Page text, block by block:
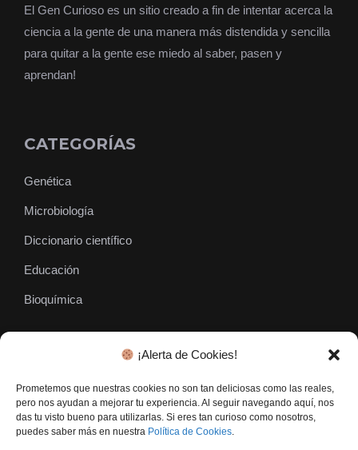
¡Alerta de Cookies!
Prometemos que nuestras cookies no son tan deliciosas como las reales,
pero nos ayudan a mejorar tu experiencia. Al seguir navegando aquí, nos
das tu visto bueno para utilizarlas. Si eres tan curioso como nosotros,
puedes saber más en nuestra Política de Cookies.
El Gen Curioso es un sitio creado a fin de intentar acerca la
ciencia a la gente de una manera más distendida y sencilla
para quitar a la gente ese miedo al saber, pasen y
aprendan!
CATEGORÍAS
Genética
Microbiología
Diccionario científico
Educación
Bioquímica